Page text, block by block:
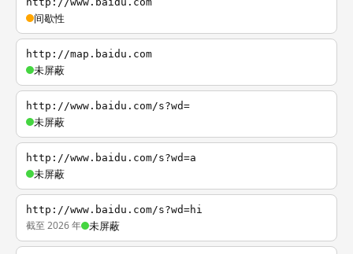
间歇性
http://map.baidu.com
未屏蔽
http://www.baidu.com/s?wd=
未屏蔽
http://www.baidu.com/s?wd=a
未屏蔽
http://www.baidu.com/s?wd=hi
截至 2026 年 未屏蔽